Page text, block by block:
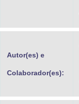
Autor(es) e
Colaborador(es):